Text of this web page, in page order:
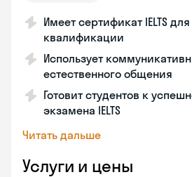
Имеет сертификат IELTS
квалификации
Использует
естественного общения
Готовит студентов к
экзамена IELTS
Читать дальше
Услуги и цены